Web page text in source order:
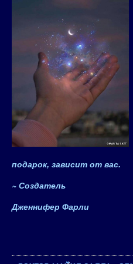
подарок, зависит от вас.
~ Создатель
Дженнифер Фарли